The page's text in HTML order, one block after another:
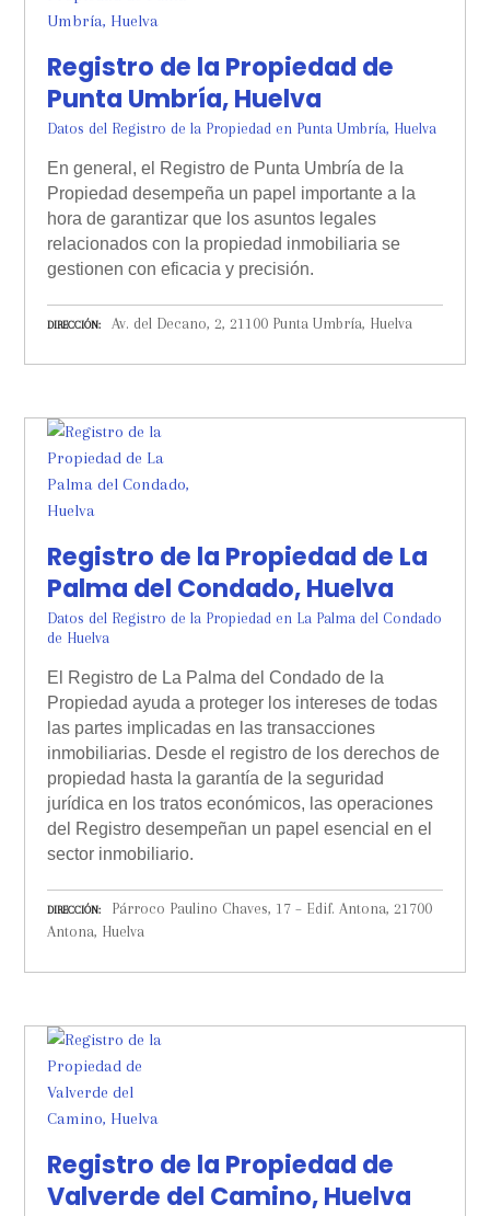
Registro de la Propiedad de
Punta Umbría, Huelva
Datos del Registro de la Propiedad en Punta Umbría, Huelva
En general, el Registro de Punta Umbría de la
Propiedad desempeña un papel importante a la
hora de garantizar que los asuntos legales
relacionados con la propiedad inmobiliaria se
gestionen con eficacia y precisión.
DIRECCIÓN Av. del Decano, 2, 21100 Punta Umbría, Huelva
Registro de la Propiedad de La
Palma del Condado, Huelva
Datos del Registro de la Propiedad en La Palma del Condado
de Huelva
El Registro de La Palma del Condado de la
Propiedad ayuda a proteger los intereses de todas
las partes implicadas en las transacciones
inmobiliarias. Desde el registro de los derechos de
propiedad hasta la garantía de la seguridad
jurídica en los tratos económicos, las operaciones
del Registro desempeñan un papel esencial en el
sector inmobiliario.
DIRECCIÓN
Párroco Paulino Chaves, 17 – Edif. Antona, 21700
Antona, Huelva
Registro de la Propiedad de
Valverde del Camino, Huelva